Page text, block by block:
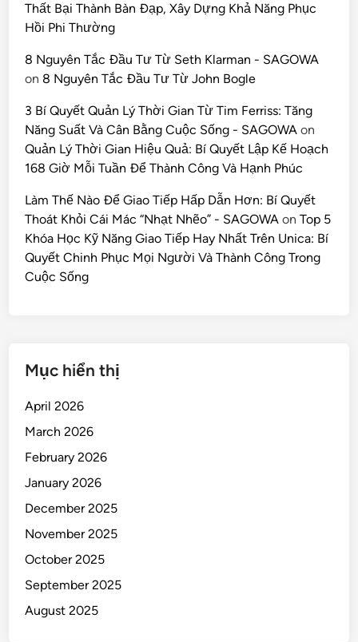
Thất Bại Thành Bàn Đạp, Xây Dựng Khả Năng Phục
Hồi Phi Thường
8 Nguyên Tắc Đầu Tư Từ Seth Klarman - SAGOWA
on 8 Nguyên Tắc Đầu Tư Từ John Bogle
3 Bí Quyết Quản Lý Thời Gian Từ Tim Ferriss: Tăng
Năng Suất Và Cân Bằng Cuộc Sống - SAGOWA on
Quản Lý Thời Gian Hiệu Quả: Bí Quyết Lập Kế Hoạch
168 Giờ Mỗi Tuần Để Thành Công Và Hạnh Phúc
Làm Thế Nào Để Giao Tiếp Hấp Dẫn Hơn: Bí Quyết
Thoát Khỏi Cái Mác “Nhạt Nhẽo” - SAGOWA onTop 5
Khóa Học Kỹ Năng Giao Tiếp Hay Nhất Trên Unica: Bí
Quyết Chinh Phục Mọi Người Và Thành Công Trong
Cuộc Sống
Mục hiển thị
April 2026
March 2026
February 2026
January 2026
December 2025
November 2025
October 2025
September 2025
August 2025